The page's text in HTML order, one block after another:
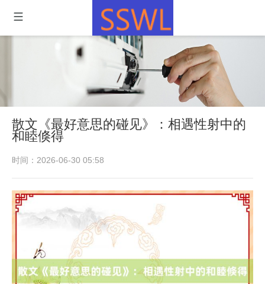
散文《最好意思的碰见》：相遇性射中的
和睦倏得
时间：2026-06-30 05:58